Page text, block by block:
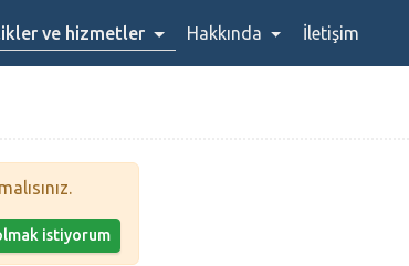
ve hizmetler Hakkında İletişim
istiyorum